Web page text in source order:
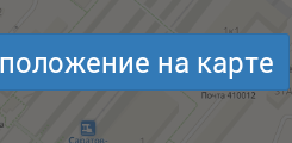
на карте